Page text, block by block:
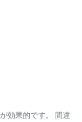
効果的です。 間違